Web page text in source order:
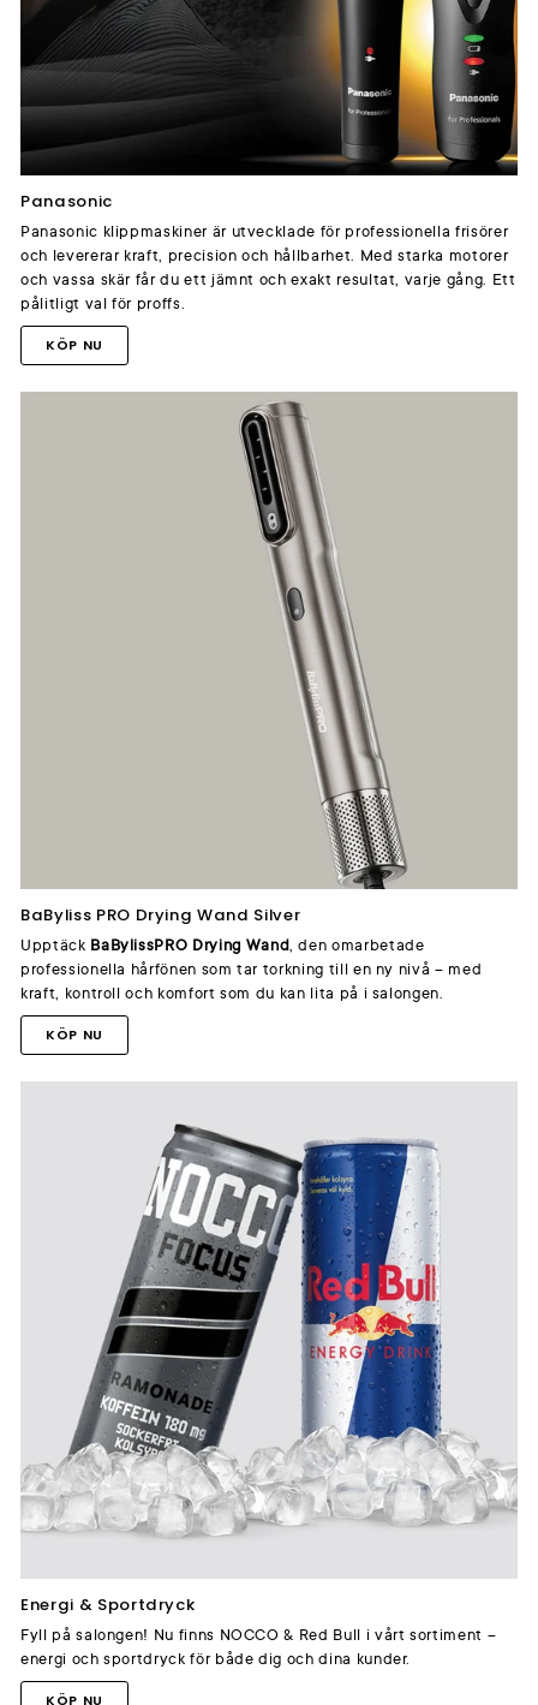
Panasonic
Panasonic klippmaskiner är utvecklade för professionella frisörer
och levererar kraft, precision och hållbarhet. Med starka motorer
och vassa skär får du ett jämnt och exakt resultat, varje gång. Ett
pålitligt val för proffs.
KÖP NU
BaByliss PRO Drying Wand Silver
Upptäck BaBylissPRO Drying Wand, den omarbetade
professionella hårfönen som tar torkning till en ny nivå – med
kraft, kontroll och komfort som du kan lita på i salongen.
KÖP NU
Energi & Sportdryck
Fyll på salongen! Nu finns NOCCO & Red Bull i vårt sortiment –
energi och sportdryck för både dig och dina kunder.
KÖP NU